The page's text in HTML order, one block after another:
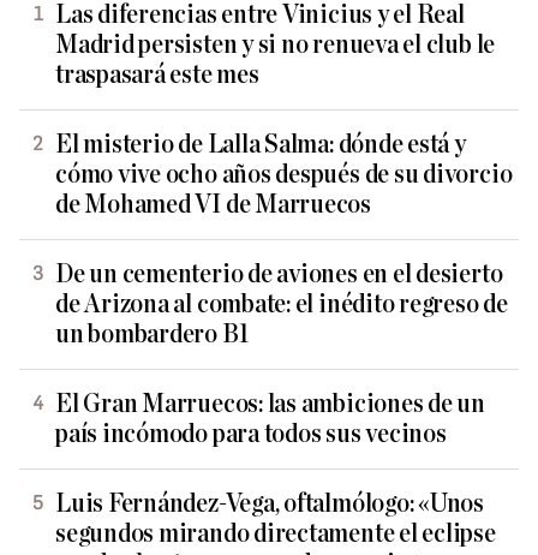
Las diferencias entre Vinicius y el Real
Madrid persisten y si no renueva el club le
traspasará este mes
El misterio de Lalla Salma: dónde está y
cómo vive ocho años después de su divorcio
de Mohamed VI de Marruecos
De un cementerio de aviones en el desierto
de Arizona al combate: el inédito regreso de
un bombardero B1
El Gran Marruecos: las ambiciones de un
país incómodo para todos sus vecinos
Luis Fernández-Vega, oftalmólogo: «Unos
segundos mirando directamente el eclipse